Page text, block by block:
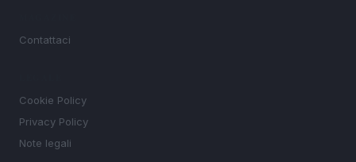
Contattaci
Cookie Policy
Privacy Policy
Note legali